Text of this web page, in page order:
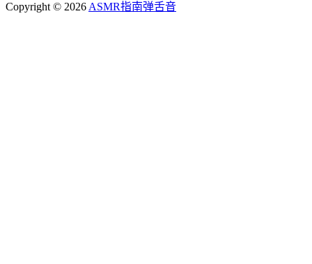
Copyright © 2026 ASMR指南弹舌音